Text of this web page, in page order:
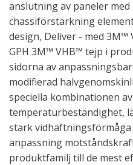
anslutning av paneler med
chassiförstärkning
design, Deliver - med
GPH 3M™ VHB™ tejp i
sidorna av
modifierad
speciella kombinationen
temperaturbeständighet,
stark
anpassning
produktfamilj till de mest